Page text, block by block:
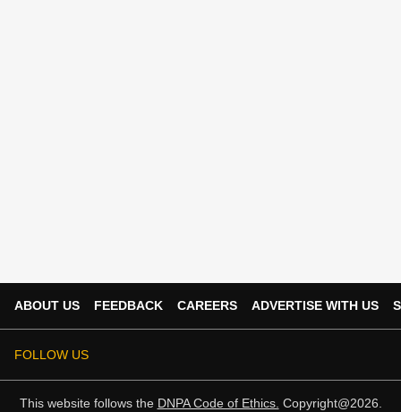
ABOUT US FEEDBACK CAREERS ADVERTISE WITH US
FOLLOW US
This website follows the DNPA Code of Ethics. Copyright@2026.